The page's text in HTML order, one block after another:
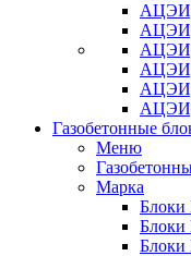
Газобетонные
Меню
Марка
Блоки
Блоки
Блоки